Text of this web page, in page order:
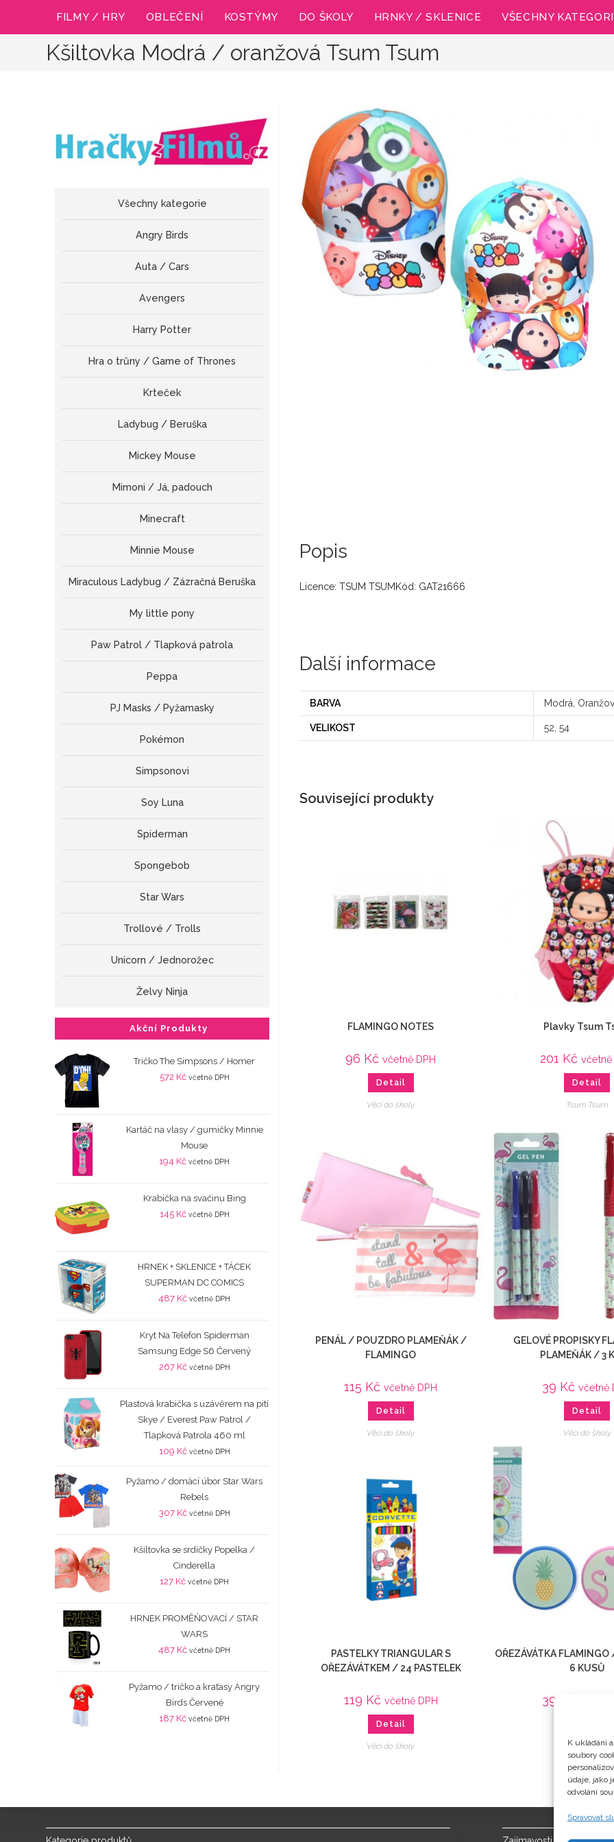
K ukládání
soubory
údaje, jako
odvolání
Spravovat
FILMY / HRY OBLEČENÍ KOSTÝMY DO ŠKOLY HRNKY / SKLENICE VŠECHNY
Kšiltovka Modrá / oranžová Tsum Tsum
Popis
Licence: TSUM TSUMKód: GAT21666
Další informace
BARVA Modrá,
VELIKOST 52, 54
Související produkty
FLAMINGO NOTES
96 Kč včetně DPH
Detail
Věci do školy
Plavky Tsum
201 Kč včetně
Detail
Tsum Tsum
PENÁL / POUZDRO PLAMEŇÁK /
FLAMINGO
115 Kč včetně DPH
Detail
Věci do školy
GELOVÉ PROPISKY
PLAMEŇÁK / 3
39 Kč včetně
Detail
Věci do školy
PASTELKY TRIANGULAR S
OŘEZÁVÁTKEM / 24 PASTELEK
119 Kč včetně DPH
Detail
Věci do školy
OŘEZÁVÁTKA
6 KUSŮ
39
Věci do školy
Všechny kategorie
Angry Birds
Auta / Cars
Avengers
Harry Potter
Hra o trůny / Game of Thrones
Krteček
Ladybug / Beruška
Mickey Mouse
Mimoni / Já, padouch
Minecraft
Minnie Mouse
Miraculous Ladybug / Zázračná Beruška
My little pony
Paw Patrol / Tlapková patrola
Peppa
PJ Masks / Pyžamasky
Pokémon
Simpsonovi
Soy Luna
Spiderman
Spongebob
Star Wars
Trollové / Trolls
Unicorn / Jednorožec
Želvy Ninja
Akční Produkty
Tričko The Simpsons / Homer
572 Kč včetně DPH
Kartáč na vlasy / gumičky Minnie
Mouse
194 Kč včetně DPH
Krabička na svačinu Bing
145 Kč včetně DPH
HRNEK + SKLENICE + TÁCEK
SUPERMAN DC COMICS
487 Kč včetně DPH
Kryt Na Telefon Spiderman
Samsung Edge S6 Červený
267 Kč včetně DPH
Plastová krabička s uzávěrem na pití
Skye / Everest Paw Patrol /
Tlapková Patrola 460 ml
109 Kč včetně DPH
Pyžamo / domácí úbor Star Wars
Rebels
307 Kč včetně DPH
Kšiltovka se srdíčky Popelka /
Cinderella
127 Kč včetně DPH
HRNEK PROMĚŇOVACÍ / STAR
WARS
487 Kč včetně DPH
Pyžamo / tričko a kraťasy Angry
Birds Červené
187 Kč včetně DPH